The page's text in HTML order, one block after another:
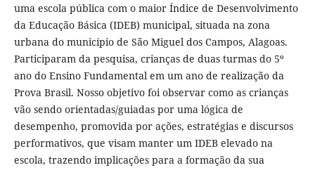
uma escola pública com o maior Índice de Desenvolvimento
da Educação Básica (IDEB) municipal, situada na zona
urbana do município de São Miguel dos Campos, Alagoas.
Participaram da pesquisa, crianças de duas turmas do 5º
ano do Ensino Fundamental em um ano de realização da
Prova Brasil. Nosso objetivo foi observar como as crianças
vão sendo orientadas/guiadas por uma lógica de
desempenho, promovida por ações, estratégias e discursos
performativos, que visam manter um IDEB elevado na
escola, trazendo implicações para a formação da sua